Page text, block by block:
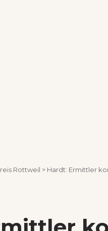
Rottweil > Hardt: Ermittler